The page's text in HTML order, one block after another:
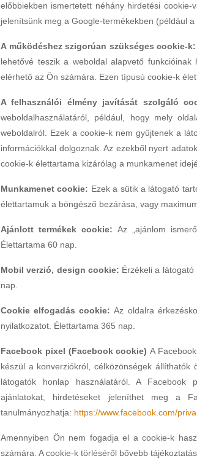
előbbiekben ismertetett néhány hirdetési
jelenítsünk meg a Google-termékekben (például
A működéshez szigorúan szükséges cookie-k:
lehetővé teszik a weboldal alapvető
elérhető az Ön számára. Ezen típusú cookie-k
A felhasználói élmény javítását szolgáló
weboldalhasználatáról, például, hogy mely
weboldalról. Ezek a cookie-k nem gyűjtenek a
információkkal dolgoznak. Az ezekből nyert
cookie-k élettartama kizárólag a munkamenet
Munkamenet cookie: Ezek a sütik a látogató
élettartamuk a böngésző bezárása, vagy
Ajánlott termékek cookie: Az „ajánlom
Élettartama 60 nap.
Mobil verzió, design cookie: Érzékeli a
nap.
Cookie elfogadás cookie: Az oldalra
nyilatkozatot. Élettartama 365 nap.
Facebook pixel (Facebook cookie) A
készül a konverziókról, célközönségek
látogatók honlap használatáról. A Facebook
ajánlatokat, hirdetéseket jeleníthet meg a
tanulmányozhatja: https://www.facebook.com/
Amennyiben Ön nem fogadja el a cookie-k
számára. A cookie-k törléséről bővebb